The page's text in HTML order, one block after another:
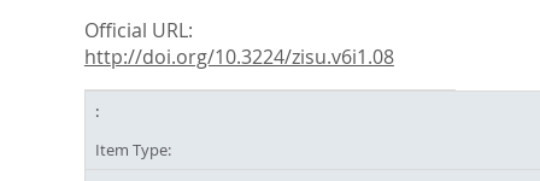
Official URL:
http://doi.org/10.3224/zisu.v6i1.08
Item Type: